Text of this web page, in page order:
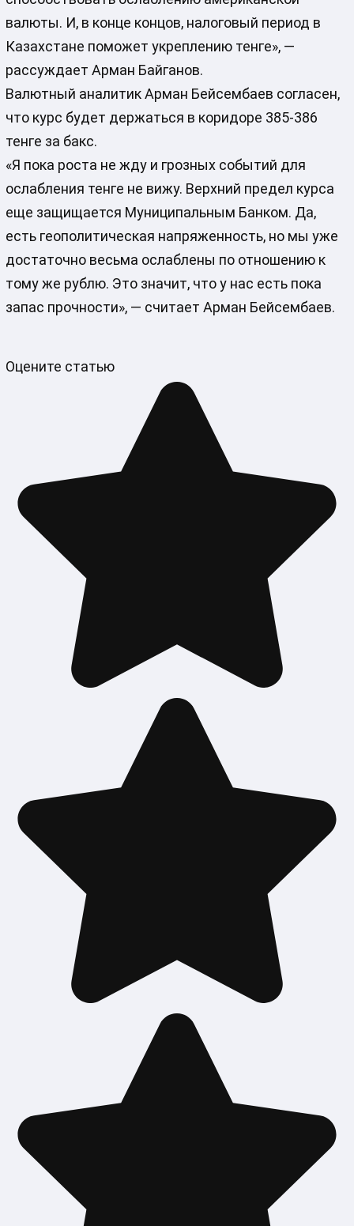
валюты. И, в конце концов, налоговый период в
Казахстане поможет укреплению тенге», —
рассуждает Арман Байганов.
Валютный аналитик Арман Бейсембаев согласен,
что курс будет держаться в коридоре 385-386
тенге за бакс.
«Я пока роста не жду и грозных событий для
ослабления тенге не вижу. Верхний предел курса
еще защищается Муниципальным Банком. Да,
есть геополитическая напряженность, но мы уже
достаточно весьма ослаблены по отношению к
тому же рублю. Это значит, что у нас есть пока
запас прочности», — считает Арман Бейсембаев.
Оцените статью